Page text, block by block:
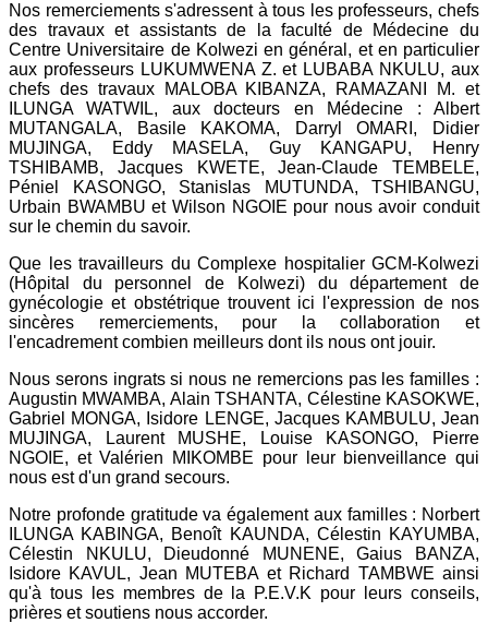
Nos remerciements s'adressent à tous les professeurs, chefs
des travaux et assistants de la faculté de Médecine du
Centre Universitaire de Kolwezi en général, et en particulier
aux professeurs LUKUMWENA Z. et LUBABA NKULU, aux
chefs des travaux MALOBA KIBANZA, RAMAZANI M. et
ILUNGA WATWIL, aux docteurs en Médecine : Albert
MUTANGALA, Basile KAKOMA, Darryl OMARI, Didier
MUJINGA, Eddy MASELA, Guy KANGAPU, Henry
TSHIBAMB, Jacques KWETE, Jean-Claude TEMBELE,
Péniel KASONGO, Stanislas MUTUNDA, TSHIBANGU,
Urbain BWAMBU et Wilson NGOIE pour nous avoir conduit
sur le chemin du savoir.
Que les travailleurs du Complexe hospitalier GCM-Kolwezi
(Hôpital du personnel de Kolwezi) du département de
gynécologie et obstétrique trouvent ici l'expression de nos
sincères remerciements, pour la collaboration et
l'encadrement combien meilleurs dont ils nous ont jouir.
Nous serons ingrats si nous ne remercions pas les familles :
Augustin MWAMBA, Alain TSHANTA, Célestine KASOKWE,
Gabriel MONGA, Isidore LENGE, Jacques KAMBULU, Jean
MUJINGA, Laurent MUSHE, Louise KASONGO, Pierre
NGOIE, et Valérien MIKOMBE pour leur bienveillance qui
nous est d'un grand secours.
Notre profonde gratitude va également aux familles : Norbert
ILUNGA KABINGA, Benoît KAUNDA, Célestin KAYUMBA,
Célestin NKULU, Dieudonné MUNENE, Gaius BANZA,
Isidore KAVUL, Jean MUTEBA et Richard TAMBWE ainsi
qu'à tous les membres de la P.E.V.K pour leurs conseils,
prières et soutiens nous accorder.